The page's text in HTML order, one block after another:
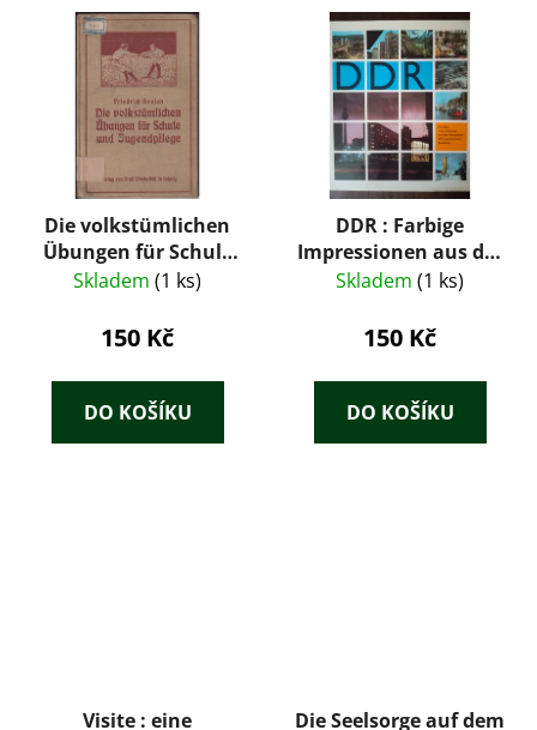
Die volkstümlichen
Übungen für Schule
und Jugendpflege
Skladem (1 ks)
150 Kč
DO KOŠÍKU
DDR : Farbige
Impressionen aus der
Deutschen
Republik
Skladem (1 ks)
150 Kč
DO KOŠÍKU
Visite : eine
Die Seelsorge auf dem